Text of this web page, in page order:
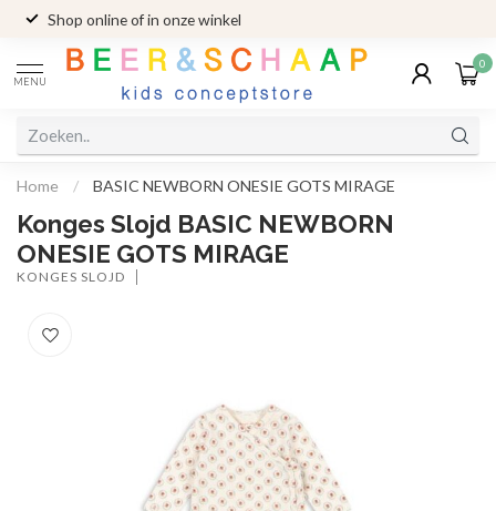
Shop online of in onze winkel
MENU
0
Home / BASIC NEWBORN ONESIE GOTS MIRAGE
Konges Slojd BASIC NEWBORN
ONESIE GOTS MIRAGE
KONGES SLOJD